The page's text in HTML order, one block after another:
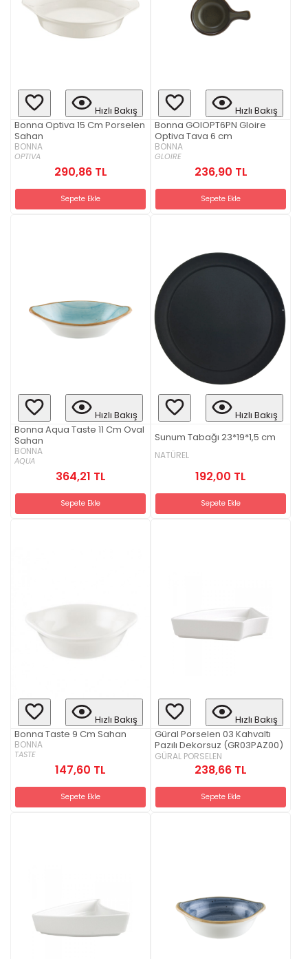
Hızlı Bakış
Bonna Optiva 15 Cm Porselen
Sahan
BONNA
OPTIVA
290,86 TL
Sepete Ekle
Hızlı Bakış
Bonna GOIOPT6PN Gloire
Optiva Tava 6 cm
BONNA
GLOIRE
236,90 TL
Sepete Ekle
Hızlı Bakış
Bonna Aqua Taste 11 Cm Oval
Sahan
BONNA
AQUA
364,21 TL
Sepete Ekle
Hızlı Bakış
Sunum Tabağı 23*19*1,5 cm
NATÜREL
192,00 TL
Sepete Ekle
Hızlı Bakış
Bonna Taste 9 Cm Sahan
BONNA
TASTE
147,60 TL
Sepete Ekle
Hızlı Bakış
Güral Porselen 03 Kahvaltı
Pazılı Dekorsuz (GR03PAZ00)
GÜRAL PORSELEN
238,66 TL
Sepete Ekle